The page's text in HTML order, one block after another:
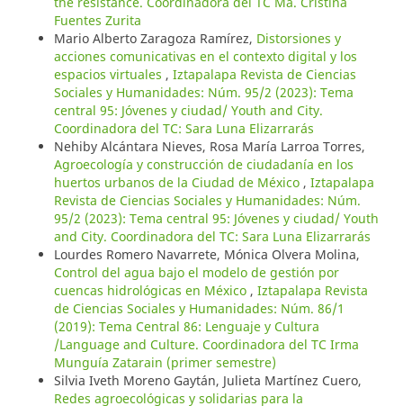
Fuentes Zurita
Mario Alberto Zaragoza Ramírez, Distorsiones y
acciones comunicativas en el contexto digital y los
espacios virtuales , Iztapalapa Revista de Ciencias
Sociales y Humanidades: Núm. 95/2 (2023): Tema
central 95: Jóvenes y ciudad/ Youth and City.
Coordinadora del TC: Sara Luna Elizarrarás
Nehiby Alcántara Nieves, Rosa María Larroa Torres,
Agroecología y construcción de ciudadanía en los
huertos urbanos de la Ciudad de México , Iztapalapa
Revista de Ciencias Sociales y Humanidades: Núm.
95/2 (2023): Tema central 95: Jóvenes y ciudad/ Youth
and City. Coordinadora del TC: Sara Luna Elizarrarás
Lourdes Romero Navarrete, Mónica Olvera Molina,
Control del agua bajo el modelo de gestión por
cuencas hidrológicas en México , Iztapalapa Revista
de Ciencias Sociales y Humanidades: Núm. 86/1
(2019): Tema Central 86: Lenguaje y Cultura
/Language and Culture. Coordinadora del TC Irma
Munguía Zatarain (primer semestre)
Silvia Iveth Moreno Gaytán, Julieta Martínez Cuero,
Redes agroecológicas y solidarias para la